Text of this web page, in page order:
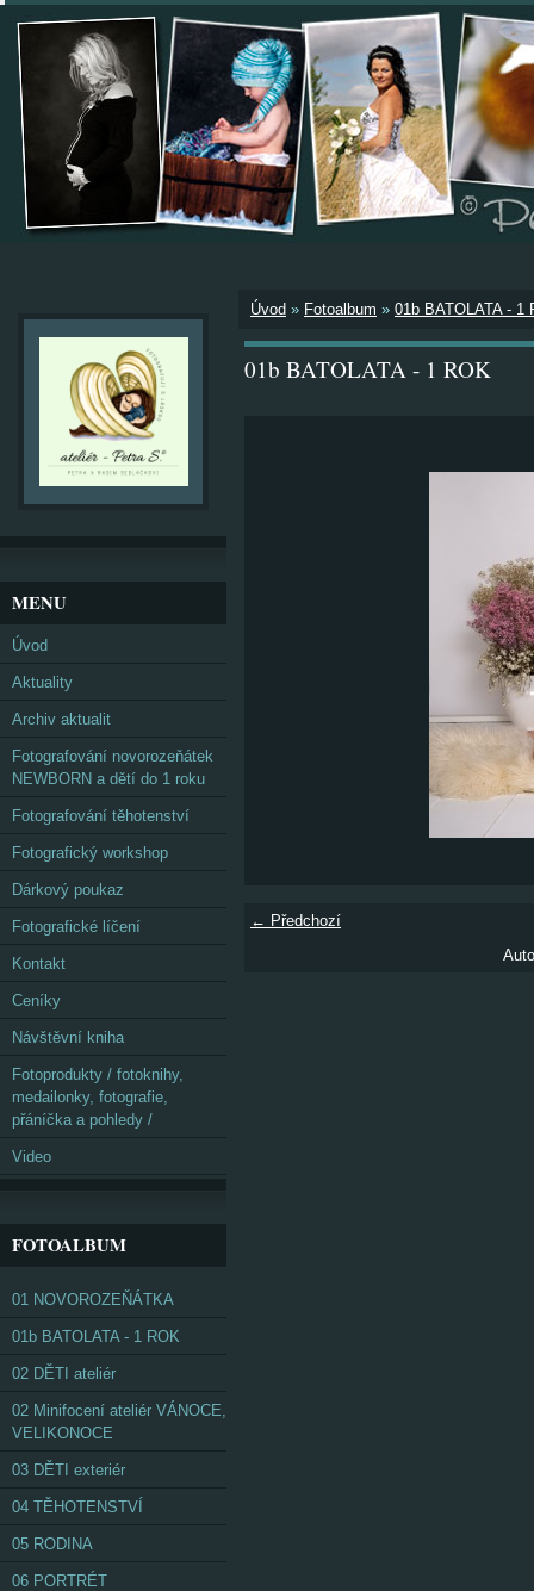
Úvod » Fotoalbum » 01b BATOLATA - 1
01b BATOLATA - 1 ROK
← Předchozí
MENU
Úvod
Aktuality
Archiv aktualit
Fotografování novorozeňátek
NEWBORN a dětí do 1 roku
Fotografování těhotenství
Fotografický workshop
Dárkový poukaz
Fotografické líčení
Kontakt
Ceníky
Návštěvní kniha
Fotoprodukty / fotoknihy,
medailonky, fotografie,
přáníčka a pohledy /
Video
FOTOALBUM
01 NOVOROZEŇÁTKA
01b BATOLATA - 1 ROK
02 DĚTI ateliér
02 Minifocení ateliér VÁNOCE,
VELIKONOCE
03 DĚTI exteriér
04 TĚHOTENSTVÍ
05 RODINA
06 PORTRÉT